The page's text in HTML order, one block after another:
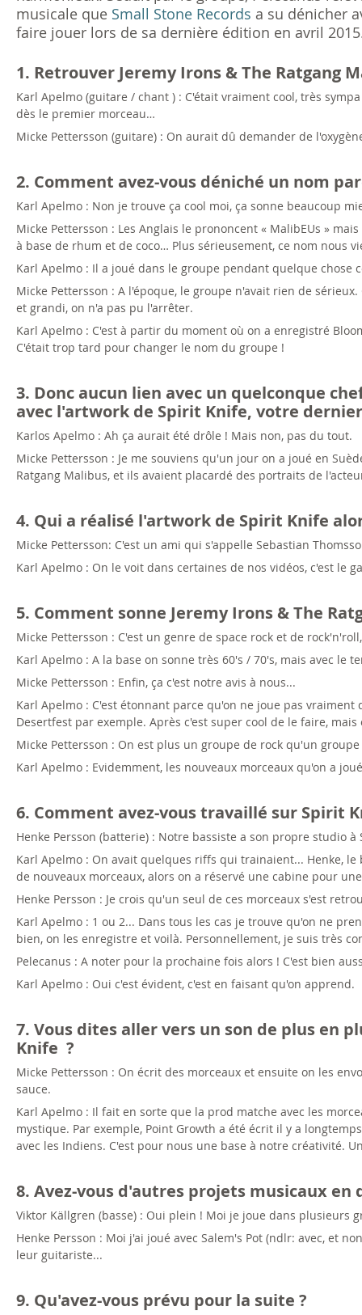
musicale que Small Stone Records a su dénicher
faire jouer lors de sa dernière édition en avril
1. Retrouver Jeremy Irons & The Ratgang
Karl Apelmo (guitare / chant ) : C'était vraiment cool, très
dès le premier morceau…
Micke Pettersson (guitare) : On aurait dû demander de
2. Comment avez-vous déniché un nom
Karl Apelmo : Non je trouve ça cool moi, ça sonne beaucoup
Micke Pettersson : Les Anglais le prononcent « MalibEUs »
à base de rhum et de coco… Plus sérieusement, ce nom nous
Karl Apelmo : Il a joué dans le groupe pendant quelque
Micke Pettersson : A l'époque, le groupe n'avait rien de
et grandi, on n'a pas pu l'arrêter.
Karl Apelmo : C'est à partir du moment où on a enregistré
C'était trop tard pour changer le nom du groupe !
3. Donc aucun lien avec un quelconque
avec l'artwork de Spirit Knife, votre
Karlos Apelmo : Ah ça aurait été drôle ! Mais non, pas du tout.
Micke Pettersson : Je me souviens qu'un jour on a joué en
Ratgang Malibus, et ils avaient placardé des portraits de
4. Qui a réalisé l'artwork de Spirit Knife
Micke Pettersson: C'est un ami qui s'appelle Sebastian
Karl Apelmo : On le voit dans certaines de nos vidéos, c'est le
5. Comment sonne Jeremy Irons & The
Micke Pettersson : C'est un genre de space rock et de
Karl Apelmo : A la base on sonne très 60's / 70's, mais avec
Micke Pettersson : Enfin, ça c'est notre avis à nous...
Karl Apelmo : C'est étonnant parce qu'on ne joue pas
Desertfest par exemple. Après c'est super cool de le faire,
Micke Pettersson : On est plus un groupe de rock qu'un
Karl Apelmo : Evidemment, les nouveaux morceaux qu'on a
6. Comment avez-vous travaillé sur Spirit
Henke Persson (batterie) : Notre bassiste a son propre studio à
Karl Apelmo : On avait quelques riffs qui trainaient... Henke,
de nouveaux morceaux, alors on a réservé une cabine pour
Henke Persson : Je crois qu'un seul de ces morceaux s'est
Karl Apelmo : 1 ou 2... Dans tous les cas je trouve qu'on ne
bien, on les enregistre et voilà. Personnellement, je suis très
Pelecanus : A noter pour la prochaine fois alors ! C'est bien
Karl Apelmo : Oui c'est évident, c'est en faisant qu'on apprend.
7. Vous dites aller vers un son de plus en
Knife ?
Micke Pettersson : On écrit des morceaux et ensuite on les
sauce.
Karl Apelmo : Il fait en sorte que la prod matche avec les
mystique. Par exemple, Point Growth a été écrit il y a
avec les Indiens. C'est pour nous une base à notre créativité.
8. Avez-vous d'autres projets musicaux en
Viktor Källgren (basse) : Oui plein ! Moi je joue dans plusieurs
Henke Persson : Moi j'ai joué avec Salem's Pot (ndlr: avec, et
leur guitariste...
9. Qu'avez-vous prévu pour la suite ?